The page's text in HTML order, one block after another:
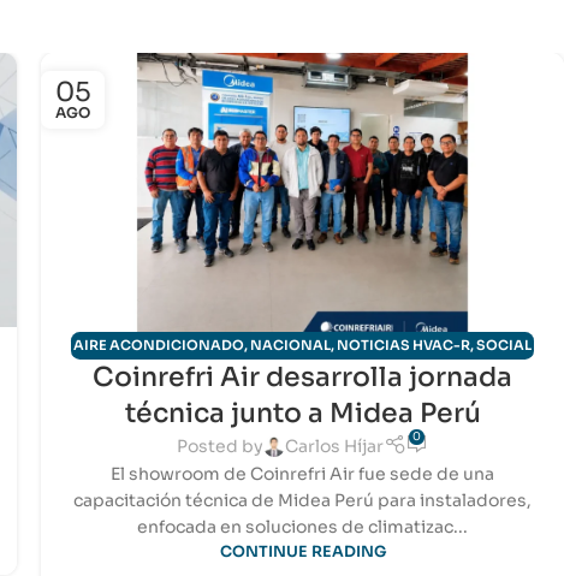
05
AGO
AIRE ACONDICIONADO, NACIONAL, NOTICIAS HVAC-R,SOCIAL
Y EVENTOS,TECNOLOGÍA
Coinrefri Air desarrolla jornada
técnica junto a Midea Perú
Posted by Carlos Híjar 0
El showroom de Coinrefri Air fue sede de una
capacitación técnica de Midea Perú para instaladores,
enfocada en soluciones de climatizac...
CONTINUE READING